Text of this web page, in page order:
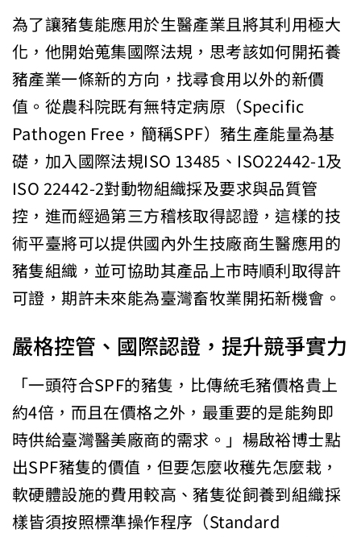
為了讓豬隻能應用於生醫產業且將其利用極大
化，他開始蒐集國際法規，思考該如何開拓養
豬產業一條新的方向，找尋食用以外的新價
值。從農科院既有無特定病原（Specific
Pathogen Free，簡稱SPF）豬生產能量為基
礎，加入國際法規ISO 13485、ISO22442-1及
ISO 22442-2對動物組織採及要求與品質管
控，進而經過第三方稽核取得認證，這樣的技
術平臺將可以提供國內外生技廠商生醫應用的
豬隻組織，並可協助其產品上市時順利取得許
可證，期許未來能為臺灣畜牧業開拓新機會。
嚴格控管、國際認證，提升競爭實力
「一頭符合SPF的豬隻，比傳統毛豬價格貴上
約4倍，而且在價格之外，最重要的是能夠即
時供給臺灣醫美廠商的需求。」楊啟裕博士點
出SPF豬隻的價值，但要怎麼收穫先怎麼栽，
軟硬體設施的費用較高、豬隻從飼養到組織採
樣皆須按照標準操作程序（Standard